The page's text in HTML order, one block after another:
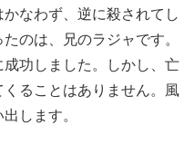
なわず、逆に殺されてし
のは、兄のラジャです。
功しました。しかし、亡
ることはありません。風
します。